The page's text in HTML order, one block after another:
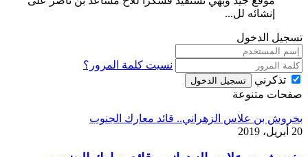
إنشائه لل...
تسجيل الدخول
نسيت كلمة المرور؟
تذكرني
تسجيل الدخول
صفحات متنوعة
بخروش بن علاس الزهراني.. قائد معارك الجنوب
20 أبريل، 2019